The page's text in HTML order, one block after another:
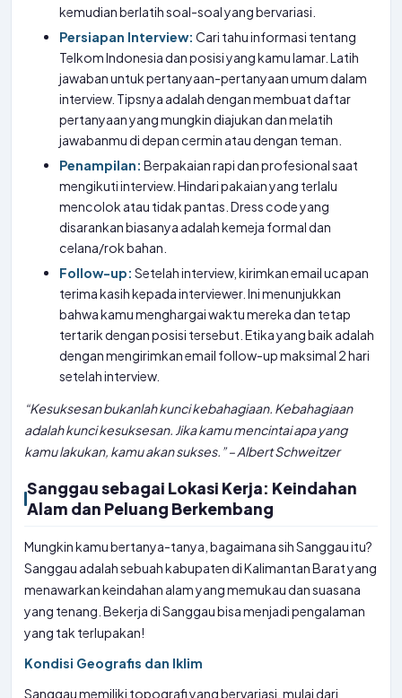
kemudian berlatih soal-soal yang bervariasi.
Persiapan Interview: Cari tahu informasi tentang
Telkom Indonesia dan posisi yang kamu lamar. Latih
jawaban untuk pertanyaan-pertanyaan umum dalam
interview. Tipsnya adalah dengan membuat daftar
pertanyaan yang mungkin diajukan dan melatih
jawabanmu di depan cermin atau dengan teman.
Penampilan: Berpakaian rapi dan profesional saat
mengikuti interview. Hindari pakaian yang terlalu
mencolok atau tidak pantas. Dress code yang
disarankan biasanya adalah kemeja formal dan
celana/rok bahan.
Follow-up: Setelah interview, kirimkan email ucapan
terima kasih kepada interviewer. Ini menunjukkan
bahwa kamu menghargai waktu mereka dan tetap
tertarik dengan posisi tersebut. Etika yang baik adalah
dengan mengirimkan email follow-up maksimal 2 hari
setelah interview.
“Kesuksesan bukanlah kunci kebahagiaan. Kebahagiaan
adalah kunci kesuksesan. Jika kamu mencintai apa yang
kamu lakukan, kamu akan sukses.” – Albert Schweitzer
Sanggau sebagai Lokasi Kerja: Keindahan
Alam dan Peluang Berkembang
Mungkin kamu bertanya-tanya, bagaimana sih Sanggau itu?
Sanggau adalah sebuah kabupaten di Kalimantan Barat yang
menawarkan keindahan alam yang memukau dan suasana
yang tenang. Bekerja di Sanggau bisa menjadi pengalaman
yang tak terlupakan!
Kondisi Geografis dan Iklim
Sanggau memiliki topografi yang bervariasi, mulai dari